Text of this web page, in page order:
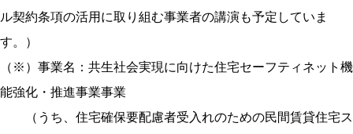
ル契約条項の活用に取り組む事業者の講演も予定していま
す。）
（※）事業名：共生社会実現に向けた住宅セーフティネット機
能強化・推進事業事業
（うち、住宅確保要配慮者受入れのための民間賃貸住宅ス